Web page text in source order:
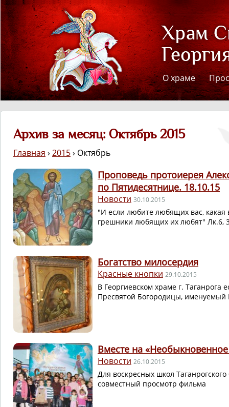
О храме
Архив за месяц: Октябрь 2015
Главная › 2015› Октябрь
Проповедь протоиерея
по Пятидесятнице. 18.10.15
Новости 30.10.2015
"И если любите любящих вас, какая
грешники любящих их любят" Лк.6,
Богатство милосеpдия
Красные кнопки 29.10.2015
В Георгиевском храме г. Таганрога
Пресвятой Богородицы, именуемый
Вместе на
Новости 26.10.2015
Для воскресных школ
совместный просмотр фильма